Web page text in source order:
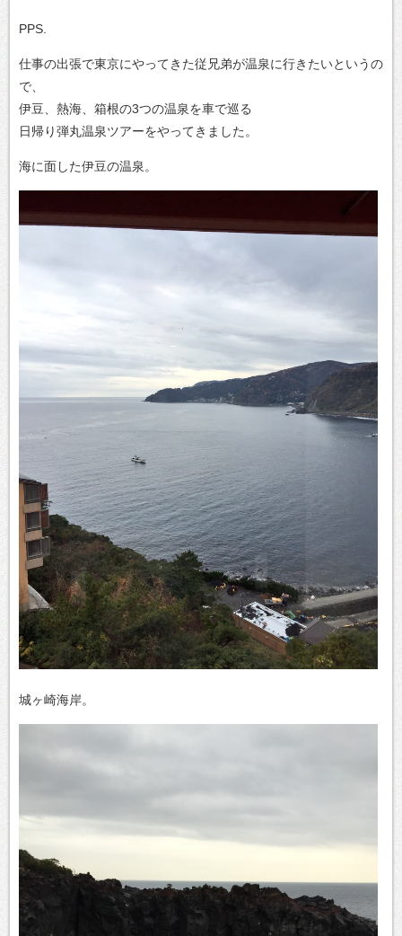
PPS.
仕事の出張で東京にやってきた従兄弟が温泉に行きたいというの
で、
伊豆、熱海、箱根の3つの温泉を車で巡る
日帰り弾丸温泉ツアーをやってきました。
海に面した伊豆の温泉。
城ヶ崎海岸。